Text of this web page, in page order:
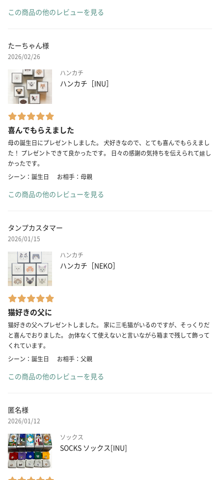
この商品の他のレビューを見る
たーちゃん様
2026/02/26
ハンカチ
ハンカチ［INU］
喜んでもらえました
母の誕生日にプレゼントしました。 犬好きなので、とても喜んでもらえまし
た！ プレゼントできて良かったです。 日々の感謝の気持ちを伝えられて嬉し
かったです。
シーン：誕生日
お相手：母親
この商品の他のレビューを見る
タンプカスタマー
2026/01/15
ハンカチ
ハンカチ［NEKO］
猫好きの父に
猫好きの父へプレゼントしました。 家に三毛猫がいるのですが、そっくりだ
と喜んでおりました。 勿体なくて使えないと言いながら箱まで残して飾って
くれています。
シーン：誕生日
お相手：父親
この商品の他のレビューを見る
匿名様
2026/01/12
ソックス
SOCKS ソックス[INU]